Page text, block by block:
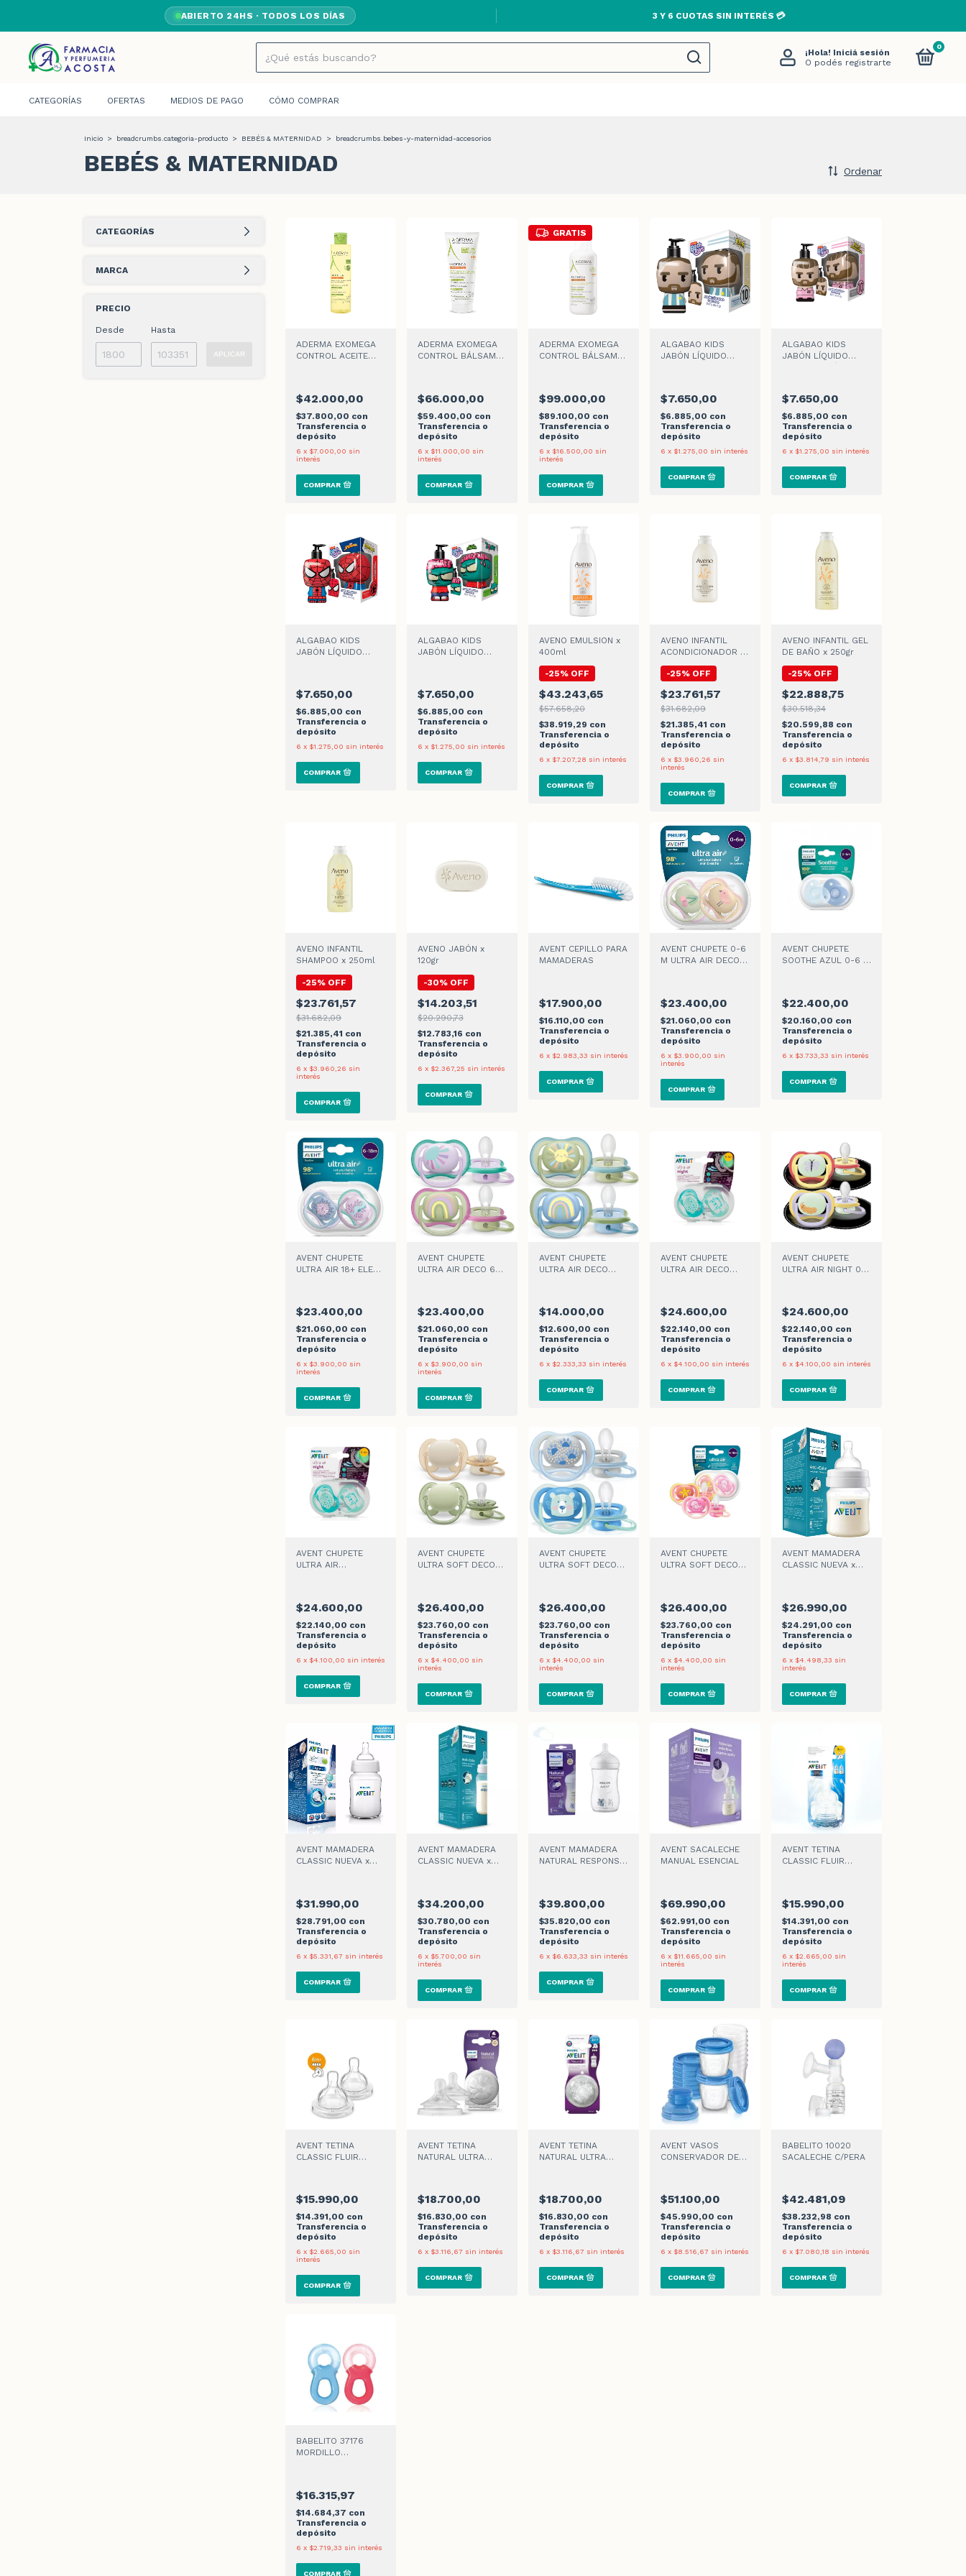
ABIERTO 24HS · TODOS LOS DÍAS ENVÍOS GRATIS A TODO EL PAÍS EN COMPRAS MAYORES A $80.000🚚
¡Hola! Iniciá sesión
O podés registrarte
0
CATEGORÍAS OFERTAS MEDIOS DE PAGO CÓMO COMPRAR
Inicio > breadcrumbs.categoria-producto > BEBÉS & MATERNIDAD > breadcrumbs.bebes-y-maternidad-accesorios
BEBÉS & MATERNIDAD Ordenar
CATEGORÍAS
MARCA
PRECIO
Desde Hasta
APLICAR
ADERMA EXOMEGA
CONTROL ACEITE
$42.000,00
$37.800,00 con
Transferencia o
depósito
6 x $7.000,00 sin
interés
ADERMA EXOMEGA
CONTROL BÁLSAMO
$66.000,00
$59.400,00 con
Transferencia o
depósito
6 x $11.000,00 sin
interés
GRATIS
ADERMA EXOMEGA
CONTROL BÁLSAMO
$99.000,00
$89.100,00 con
Transferencia o
depósito
6 x $16.500,00 sin
interés
ALGABAO KIDS
JABÓN LÍQUIDO
$7.650,00
$6.885,00 con
Transferencia o
depósito
6 x $1.275,00 sin interés
ALGABAO KIDS
JABÓN LÍQUIDO
$7.650,00
$6.885,00 con
Transferencia o
depósito
6 x $1.275,00 sin interés
ALGABAO KIDS
JABÓN LÍQUIDO
$7.650,00
$6.885,00 con
Transferencia o
depósito
6 x $1.275,00 sin interés
ALGABAO KIDS
JABÓN LÍQUIDO
$7.650,00
$6.885,00 con
Transferencia o
depósito
6 x $1.275,00 sin interés
AVENO EMULSION x
400ml
-25% OFF
$43.243,65
$57.658,20
$38.919,29 con
Transferencia o
depósito
6 x $7.207,28 sin interés
AVENO INFANTIL
ACONDICIONADOR x
-25% OFF
$23.761,57
$31.682,09
$21.385,41 con
Transferencia o
depósito
6 x $3.960,26 sin
interés
AVENO INFANTIL GEL
DE BAÑO x 250gr
-25% OFF
$22.888,75
$30.518,34
$20.599,88 con
Transferencia o
depósito
6 x $3.814,79 sin interés
AVENO INFANTIL
SHAMPOO x 250ml
-25% OFF
$23.761,57
$31.682,09
$21.385,41 con
Transferencia o
depósito
6 x $3.960,26 sin
interés
AVENO JABÓN x
120gr
-30% OFF
$14.203,51
$20.290,73
$12.783,16 con
Transferencia o
depósito
6 x $2.367,25 sin interés
AVENT CEPILLO PARA
MAMADERAS
$17.900,00
$16.110,00 con
Transferencia o
depósito
6 x $2.983,33 sin interés
AVENT CHUPETE 0-6
M ULTRA AIR DECO
$23.400,00
$21.060,00 con
Transferencia o
depósito
6 x $3.900,00 sin
interés
AVENT CHUPETE
SOOTHE AZUL 0-6 x
$22.400,00
$20.160,00 con
Transferencia o
depósito
6 x $3.733,33 sin interés
AVENT CHUPETE
ULTRA AIR 18+ ELEF
$23.400,00
$21.060,00 con
Transferencia o
depósito
6 x $3.900,00 sin
interés
AVENT CHUPETE
ULTRA AIR DECO 6M
$23.400,00
$21.060,00 con
Transferencia o
depósito
6 x $3.900,00 sin
interés
AVENT CHUPETE
ULTRA AIR DECO
$14.000,00
$12.600,00 con
Transferencia o
depósito
6 x $2.333,33 sin interés
AVENT CHUPETE
ULTRA AIR DECO
$24.600,00
$22.140,00 con
Transferencia o
depósito
6 x $4.100,00 sin interés
AVENT CHUPETE
ULTRA AIR NIGHT 0-
$24.600,00
$22.140,00 con
Transferencia o
depósito
6 x $4.100,00 sin interés
AVENT CHUPETE
ULTRA AIR
$24.600,00
$22.140,00 con
Transferencia o
depósito
6 x $4.100,00 sin interés
AVENT CHUPETE
ULTRA SOFT DECO
$26.400,00
$23.760,00 con
Transferencia o
depósito
6 x $4.400,00 sin
interés
AVENT CHUPETE
ULTRA SOFT DECO
$26.400,00
$23.760,00 con
Transferencia o
depósito
6 x $4.400,00 sin
interés
AVENT CHUPETE
ULTRA SOFT DECO
$26.400,00
$23.760,00 con
Transferencia o
depósito
6 x $4.400,00 sin
interés
AVENT MAMADERA
CLASSIC NUEVA x
$26.990,00
$24.291,00 con
Transferencia o
depósito
6 x $4.498,33 sin
interés
AVENT MAMADERA
CLASSIC NUEVA x
$31.990,00
$28.791,00 con
Transferencia o
depósito
6 x $5.331,67 sin interés
AVENT MAMADERA
CLASSIC NUEVA x
$34.200,00
$30.780,00 con
Transferencia o
depósito
6 x $5.700,00 sin
interés
AVENT MAMADERA
NATURAL RESPONSE
$39.800,00
$35.820,00 con
Transferencia o
depósito
6 x $6.633,33 sin interés
AVENT SACALECHE
MANUAL ESENCIAL
$69.990,00
$62.991,00 con
Transferencia o
depósito
6 x $11.665,00 sin
interés
AVENT TETINA
CLASSIC FLUIR
$15.990,00
$14.391,00 con
Transferencia o
depósito
6 x $2.665,00 sin
interés
AVENT TETINA
CLASSIC FLUIR
$15.990,00
$14.391,00 con
Transferencia o
depósito
6 x $2.665,00 sin
interés
AVENT TETINA
NATURAL ULTRA
$18.700,00
$16.830,00 con
Transferencia o
depósito
6 x $3.116,67 sin interés
AVENT TETINA
NATURAL ULTRA
$18.700,00
$16.830,00 con
Transferencia o
depósito
6 x $3.116,67 sin interés
AVENT VASOS
CONSERVADOR DE
$51.100,00
$45.990,00 con
Transferencia o
depósito
6 x $8.516,67 sin interés
BABELITO 10020
SACALECHE C/PERA
$42.481,09
$38.232,98 con
Transferencia o
depósito
6 x $7.080,18 sin interés
BABELITO 37176
MORDILLO
$16.315,97
$14.684,37 con
Transferencia o
depósito
6 x $2.719,33 sin interés